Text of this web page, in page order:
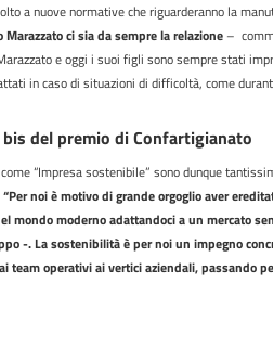
a nuove normative che riguarderanno la
ci sia da sempre la relazione–
e oggi i suoi figli sono sempre stati
in caso di situazioni di difficoltà, come
del premio di Confartigianato
“Impresa sostenibile” sono dunque
“Per noi è motivo di grande orgoglio aver
mondo moderno adattandoci a un mercato
-. La sostenibilità è per noi un impegno
team operativi ai vertici aziendali, passando